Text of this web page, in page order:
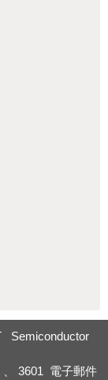
Semiconductor
3601 電子郵件